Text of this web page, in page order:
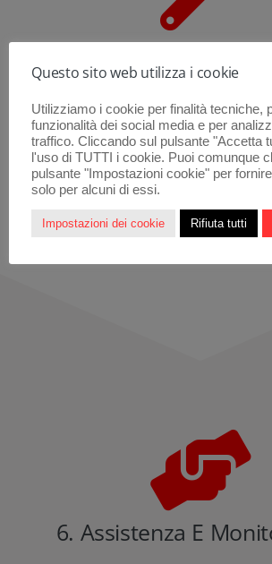
5. Fase
Il consulente si occuperà al posto
commerciale e gestirà i rapporti con i
fase della
6. Assistenza E
Questo sito web utilizza i cookie
Utilizziamo i cookie per finalità tecniche,
funzionalità dei social media e per
traffico. Cliccando sul pulsante "Accetta
l'uso di TUTTI i cookie. Puoi comunque
pulsante "Impostazioni cookie" per
solo per alcuni di essi.
Impostazioni dei cookie Rifiuta tutti